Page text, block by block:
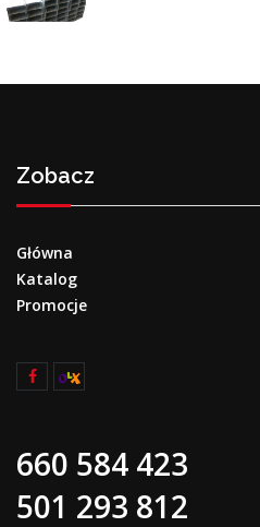
Zobacz
Główna
Katalog
Promocje
660 584 423
501 293 812